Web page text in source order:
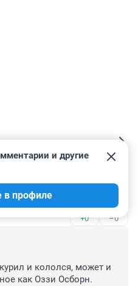
+0 –0
и другие
в профиле
и кололся, может и
как Оззи Осборн.